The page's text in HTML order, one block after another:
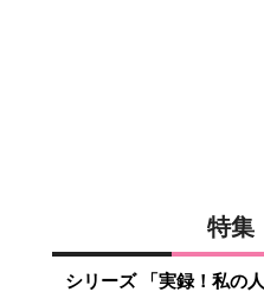
特集
シリーズ 「実録！私の人